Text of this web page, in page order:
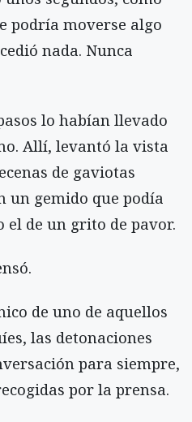
podría moverse algo
nada. Nunca
lo habían llevado
Allí, levantó la vista
de gaviotas
un gemido que podía
el de un grito de pavor.
de uno de aquellos
las detonaciones
para siempre,
por la prensa.